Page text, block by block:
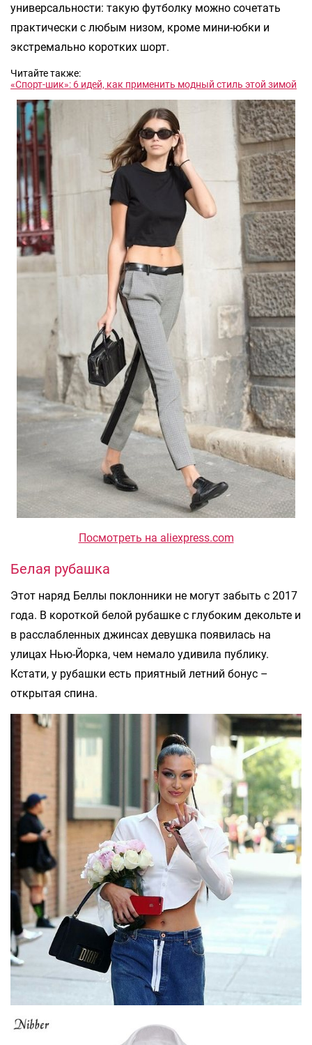
универсальности: такую футболку можно сочетать
практически с любым низом, кроме мини-юбки и
экстремально коротких шорт.
Читайте также:
«Спорт-шик»: 6 идей, как применить модный стиль этой зимой
Посмотреть на aliexpress.com
Белая рубашка
Этот наряд Беллы поклонники не могут забыть с 2017
года. В короткой белой рубашке с глубоким декольте и
в расслабленных джинсах девушка появилась на
улицах Нью-Йорка, чем немало удивила публику.
Кстати, у рубашки есть приятный летний бонус –
открытая спина.